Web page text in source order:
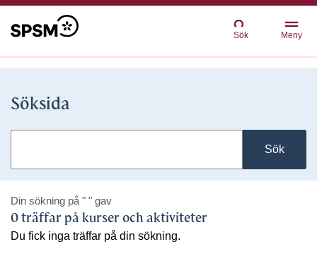
Sök Meny
Söksida
Sök
Din sökning på " " gav
0 träffar på kurser och aktiviteter
Du fick inga träffar på din sökning.